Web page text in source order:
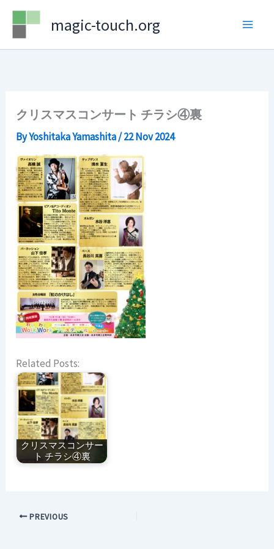
Skip
content
magic-touch.org
クリスマスコンサート チラシ④裏
ByYoshitaka Yamashita/22 Nov 2024
Related Posts:
クリスマスコンサー
ト チラシ④裏
PREVIOUS